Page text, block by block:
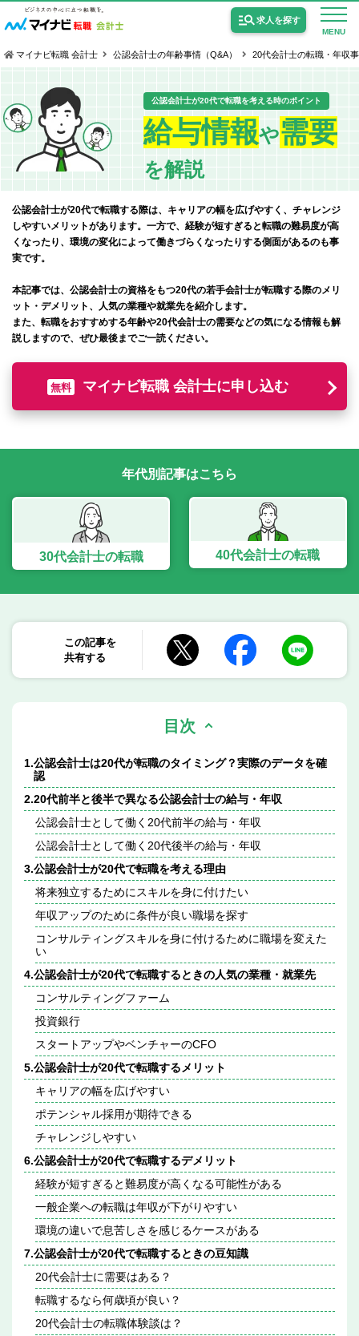
MENU
求人を探す
公認会計士試験合格向けの求人
USCPA（米国公認会計士）の求人
女性会計士の転職
個別転職相談会・セミナー
転職お役立ち情報
サービス紹介
転職お役立ち情報
求人情報
マイナビ転職 会計士 公認会計士の年齢事情（Q&A） 20代会計士の転職・年収
公認会計士が20代で転職を考える時のポイント
給与情報や需要
を解説
公認会計士が20代で転職する際は、キャリアの幅を広げやすく、チャレンジ
しやすいメリットがあります。 一方で、経験が短すぎると転職の難易度が高
くなったり、環境の変化によって働きづらくなったりする側面があるのも事
実です。
本記事では、公認会計士の資格をもつ20代の若手会計士が転職する際のメリ
ット・デメリット、人気の業種や就業先を紹介します。
また、転職をおすすめする年齢や20代会計士の需要などの気になる情報も解
説しますので、ぜひ最後までご一読ください。
無料 マイナビ転職 会計士に申し込む
年代別記事はこちら
30代会計士の転職 40代会計士の転職
この記事を
共有する
目次
1.公認会計士は20代が転職のタイミング？実際のデータを確
認
2.20代前半と後半で異なる公認会計士の給与・年収
公認会計士として働く20代前半の給与・年収
公認会計士として働く20代後半の給与・年収
3.公認会計士が20代で転職を考える理由
将来独立するためにスキルを身に付けたい
年収アップのために条件が良い職場を探す
コンサルティングスキルを身に付けるために職場を変えた
い
4.公認会計士が20代で転職するときの人気の業種・就業先
コンサルティングファーム
投資銀行
スタートアップやベンチャーのCFO
5.公認会計士が20代で転職するメリット
キャリアの幅を広げやすい
ポテンシャル採用が期待できる
チャレンジしやすい
6.公認会計士が20代で転職するデメリット
経験が短すぎると難易度が高くなる可能性がある
一般企業への転職は年収が下がりやすい
環境の違いで息苦しさを感じるケースがある
7.公認会計士が20代で転職するときの豆知識
20代会計士に需要はある？
転職するなら何歳頃が良い？
20代会計士の転職体験談は？